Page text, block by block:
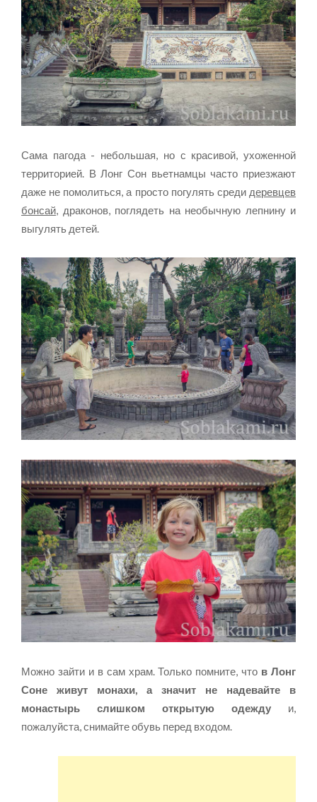
Сама пагода - небольшая, но с красивой, ухоженной
территорией. В Лонг Сон вьетнамцы часто приезжают
даже не помолиться, а просто погулять среди деревцев
бонсай, драконов, поглядеть на необычную лепнину и
выгулять детей.
Можно зайти и в сам храм. Только помните, что в Лонг
Соне живут монахи, а значит не надевайте в
монастырь слишком открытую одежду и,
пожалуйста, снимайте обувь перед входом.